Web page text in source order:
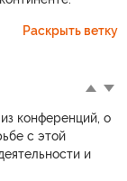
Раскрыть ветку
конференций, о
с этой
и